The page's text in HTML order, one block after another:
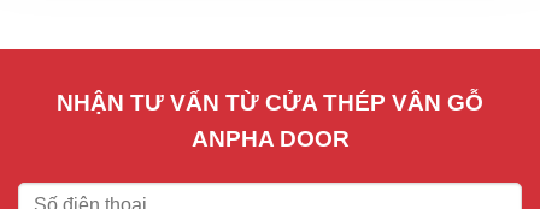
NHẬN TƯ VẤN TỪ CỬA THÉP VÂN GỖ
ANPHA DOOR